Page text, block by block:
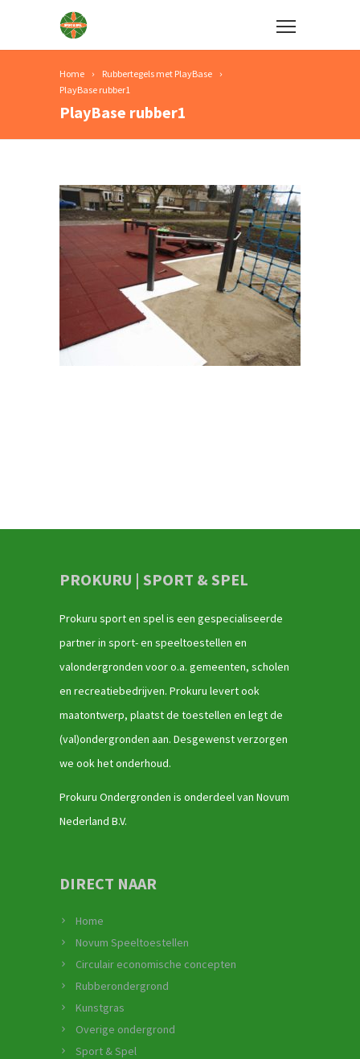
Home
Rubbertegels met PlayBase
PlayBase rubber1
PlayBase rubber1
PROKURU | SPORT & SPEL
Prokuru sport en spel is een gespecialiseerde
partner in sport- en speeltoestellen en
valondergronden voor o.a. gemeenten, scholen
en recreatiebedrijven. Prokuru levert ook
maatontwerp, plaatst de toestellen en legt de
(val)ondergronden aan. Desgewenst verzorgen
we ook het onderhoud.
Prokuru Ondergronden is onderdeel van Novum
Nederland B.V.
DIRECT NAAR
Home
Novum Speeltoestellen
Circulair economische concepten
Rubberondergrond
Kunstgras
Overige ondergrond
Sport & Spel